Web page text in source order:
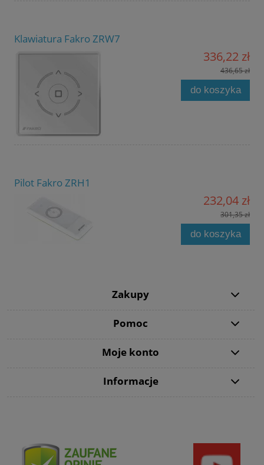
Klawiatura Fakro ZRW7
336,22 zł
436,65 zł
do koszyka
Pilot Fakro ZRH1
232,04 zł
301,35 zł
do koszyka
Zakupy
Pomoc
Moje konto
Informacje